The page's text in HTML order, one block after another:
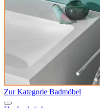
Zur Kategorie Badmöbel